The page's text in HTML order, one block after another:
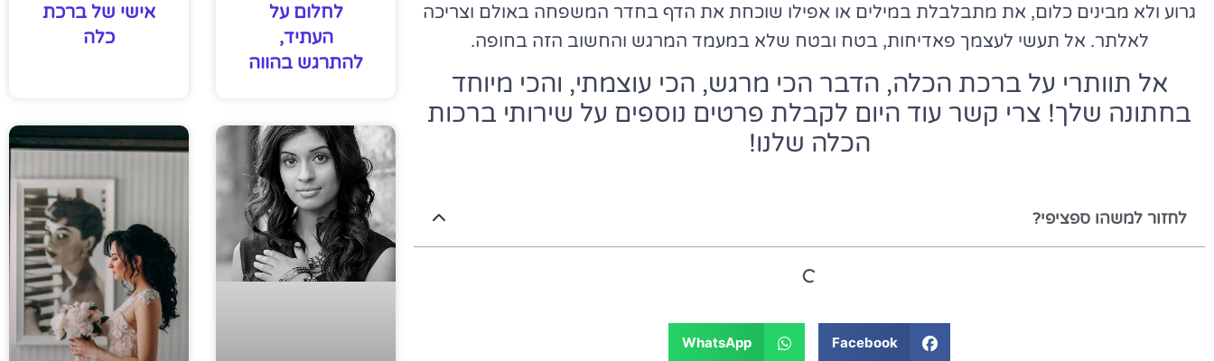
גרוע ולא מבינים כלום, את מתבלבלת במילים או אפילו שוכחת את הדף בחדר המשפחה באולם וצריכה
לאלתר. אל תעשי לעצמך פאדיחות, בטח ובטח שלא במעמד המרגש והחשוב הזה בחופה.
אל תוותרי על ברכת הכלה, הדבר הכי מרגש, הכי עוצמתי, והכי מיוחד
בחתונה שלך! צרי קשר עוד היום לקבלת פרטים נוספים על שירותי ברכות
הכלה שלנו!
לחזור למשהו ספציפי?
Facebook
WhatsApp
לחלום על
העתיד,
להתרגש בהווה
אישי של ברכת
כלה